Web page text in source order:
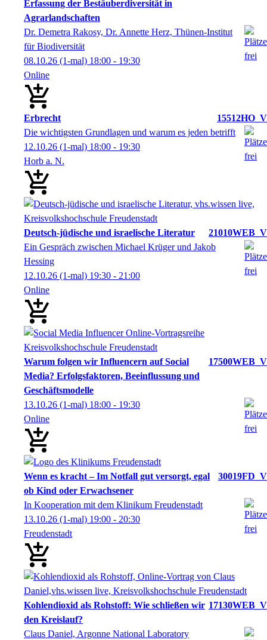
Erfassung der Bestäuberdiversität in
Agrarlandschaften
Dr. Demetra Rakosy, Dr. Annette Herz, Thünen-Institut
für Biodiversität
08.10.26 (1-mal) 18:00 - 19:30
Online
Erbrecht
15512HO_V
Die wichtigsten Grundlagen und warum es jeden betrifft
12.10.26 (1-mal) 18:00 - 19:30
Horb a. N.
Deutsch-jüdische und israelische Literatur
21010WEB_V
Ein Gespräch zwischen Michael Krüger und Jakob
Hessing
12.10.26 (1-mal) 19:30 - 21:00
Online
Warum folgen wir Influencern auf Social
Media? Erfolgsfaktoren, Beeinflussung und
Geschäftsmodelle
17500WEB_V
13.10.26 (1-mal) 18:00 - 19:30
Online
Wenn es kracht – Im Notfall gut versorgt, egal
ob Kind oder Erwachsener
30019FD_V
In Kooperation mit dem Klinikum Freudenstadt
13.10.26 (1-mal) 19:00 - 20:30
Freudenstadt
Kohlendioxid als Rohstoff: Wie schließen wir
den Kreislauf?
17130WEB_V
Claus Daniel, Argonne National Laboratory